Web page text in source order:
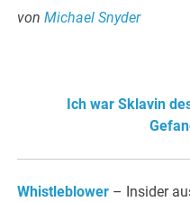
vonMichael Snyder
Ich war Sklavin
Whistleblower – Insider